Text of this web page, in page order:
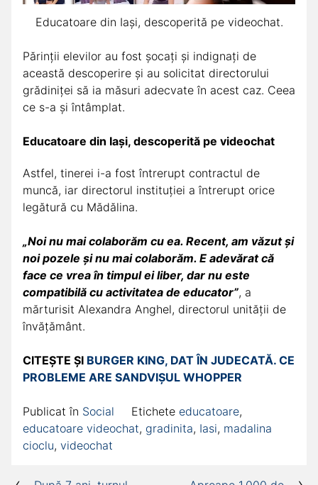
Educatoare din Iași, descoperită pe videochat.
Părinții elevilor au fost șocați și indignați de
această descoperire și au solicitat directorului
grădiniței să ia măsuri adecvate în acest caz. Ceea
ce s-a și întâmplat.
Educatoare din Iași, descoperită pe videochat
Astfel, tinerei i-a fost întrerupt contractul de
muncă, iar directorul instituției a întrerupt orice
legătură cu Mădălina.
„Noi nu mai colaborăm cu ea. Recent, am văzut și
noi pozele și nu mai colaborăm. E adevărat că
face ce vrea în timpul ei liber, dar nu este
compatibilă cu activitatea de educator”, a
mărturisit Alexandra Anghel, directorul unității de
învățământ.
CITEȘTE ȘI BURGER KING, DAT ÎN JUDECATĂ. CE
PROBLEME ARE SANDVIȘUL WHOPPER
Publicat în Social Etichete educatoare,
educatoare videochat, gradinita, Iasi, madalina
cioclu, videochat
Navigare